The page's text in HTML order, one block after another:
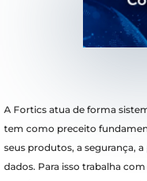
A Fortics atua de forma
tem como preceito
seus produtos, a segurança,
dados. Para isso trabalha